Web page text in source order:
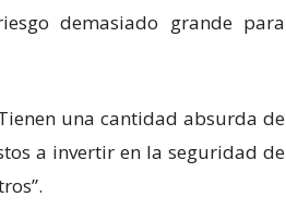
demasiado grande para
una cantidad absurda de
a invertir en la seguridad de